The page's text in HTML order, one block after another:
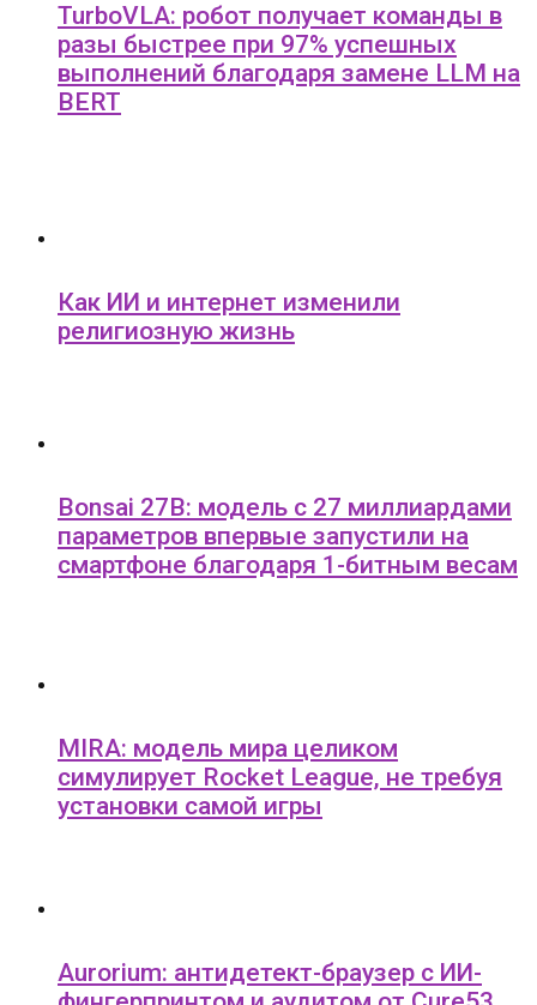
TurboVLA: робот получает команды в
разы быстрее при 97% успешных
выполнений благодаря замене LLM на
BERT
Как ИИ и интернет изменили
религиозную жизнь
Bonsai 27B: модель с 27 миллиардами
параметров впервые запустили на
смартфоне благодаря 1-битным весам
MIRA: модель мира целиком
симулирует Rocket League, не требуя
установки самой игры
Aurorium: антидетект-браузер с ИИ-